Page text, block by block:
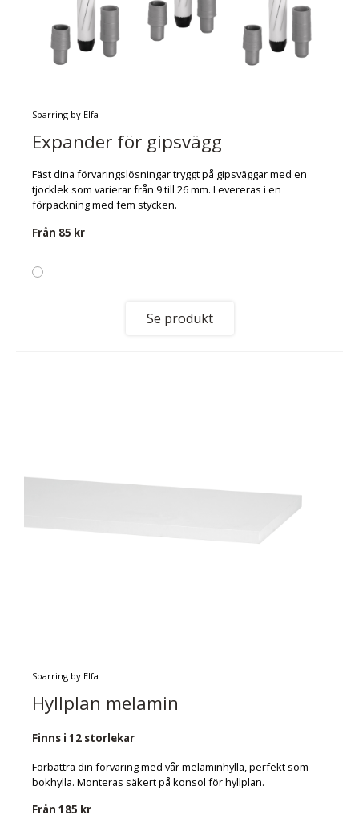
Sparring by Elfa
Expander för gipsvägg
Fäst dina förvaringslösningar tryggt på gipsväggar med en
tjocklek som varierar från 9 till 26 mm. Levereras i en
förpackning med fem stycken.
Från 85 kr
Se produkt
Sparring by Elfa
Hyllplan melamin
Finns i 12 storlekar
Förbättra din förvaring med vår melaminhylla, perfekt som
bokhylla. Monteras säkert på konsol för hyllplan.
Från 185 kr